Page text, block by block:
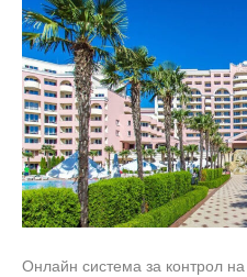
Онлайн система за контрол